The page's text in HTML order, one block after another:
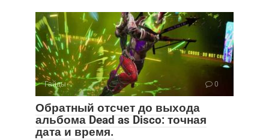
Гайды 0
Обратный отсчет до выхода
альбома Dead as Disco: точная
дата и время.